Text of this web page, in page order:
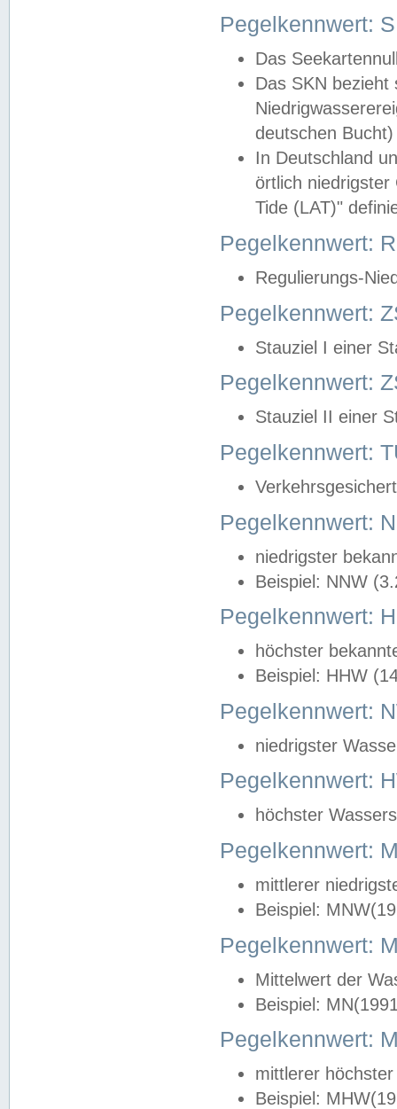
Pegelkennwert:
Das
Das SKN
deutschen
In Deutschland
örtlich
Tide (LAT)"
Pegelkennwert:
Regulierungs-
Pegelkennwert:
Stauziel I einer
Pegelkennwert:
Stauziel II einer
Pegelkennwert:
Pegelkennwert:
niedrigster
Beispiel: NNW
Pegelkennwert:
höchster
Beispiel: HHW
Pegelkennwert:
niedrigster
Pegelkennwert:
höchster
Pegelkennwert:
mittlerer
Beispiel:
Pegelkennwert:
Mittelwert der
Beispiel:
Pegelkennwert:
mittlerer
Beispiel: